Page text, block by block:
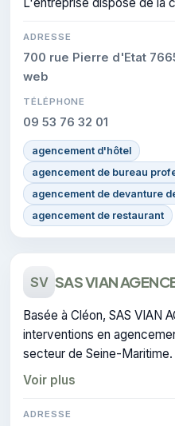
ADRESSE
700 rue Pierre d'Etat
web
TÉLÉPHONE
09 53 76 32 01
agencement d'hôtel
agencement de bureau
agencement de devanture
agencement de restaurant
SV SAS VIAN
Basée à Cléon, SAS VIAN
interventions en
secteur de Seine-
gage de conformité sur les
Voir plus
ADRESSE